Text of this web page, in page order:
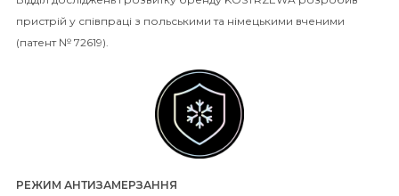
пристрій у співпраці з польськими та німецькими вченими
(патент № 72619).
РЕЖИМ АНТИЗАМЕРЗАННЯ